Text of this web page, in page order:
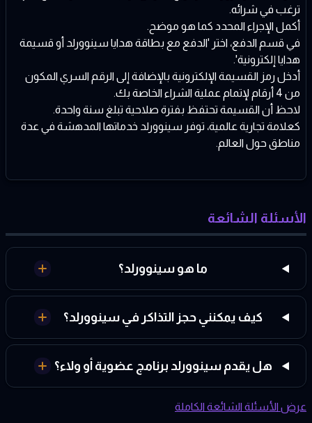
ترغب في شرائه.
أكمل الإجراء المحدد كما هو موضح.
في قسم الدفع، اختر 'الدفع مع بطاقة هدايا سينوورلد أو قسيمة
هدايا إلكترونية'.
أدخل رمز القسيمة الإلكترونية بالإضافة إلى الرقم السري المكون
من 4 أرقام لإتمام عملية الشراء الخاصة بك.
لاحظ أن القسيمة تحتفظ بفترة صلاحية تبلغ سنة واحدة.
كعلامة تجارية عالمية، توفر سينوورلد خدماتها المدهشة في عدة
مناطق حول العالم.
الأسئلة الشائعة
ما هو سينوورلد؟
كيف يمكنني حجز التذاكر في سينوورلد؟
هل يقدم سينوورلد برنامج عضوية أو ولاء؟
عرض الأسئلة الشائعة الكاملة